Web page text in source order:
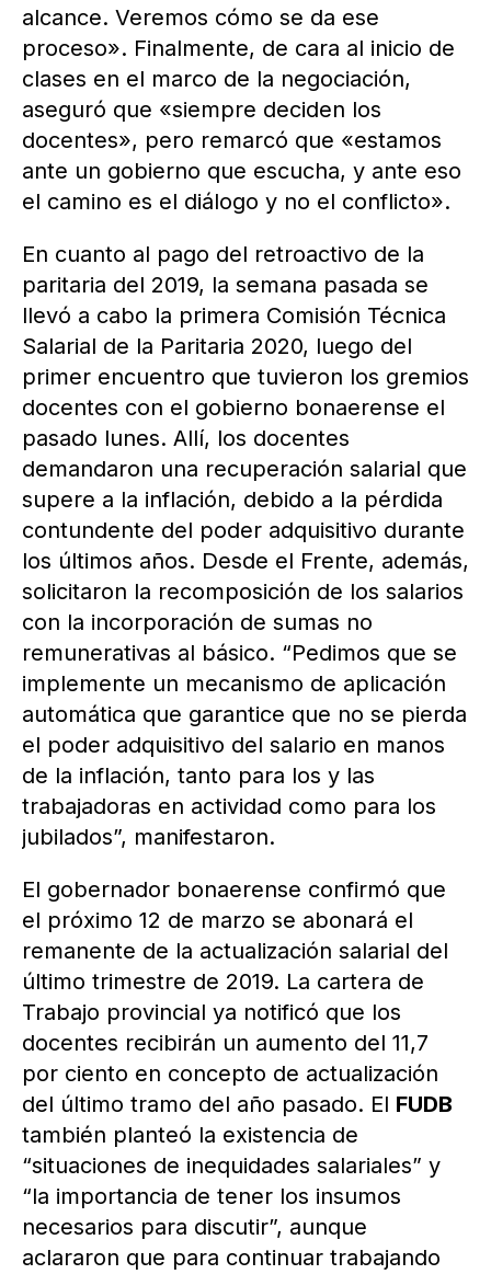
alcance. Veremos cómo se da ese
proceso». Finalmente, de cara al inicio de
clases en el marco de la negociación,
aseguró que «siempre deciden los
docentes», pero remarcó que «estamos
ante un gobierno que escucha, y ante eso
el camino es el diálogo y no el conflicto».
En cuanto al pago del retroactivo de la
paritaria del 2019, la semana pasada se
llevó a cabo la primera Comisión Técnica
Salarial de la Paritaria 2020, luego del
primer encuentro que tuvieron los gremios
docentes con el gobierno bonaerense el
pasado lunes. Allí, los docentes
demandaron una recuperación salarial que
supere a la inflación, debido a la pérdida
contundente del poder adquisitivo durante
los últimos años. Desde el Frente, además,
solicitaron la recomposición de los salarios
con la incorporación de sumas no
remunerativas al básico. “Pedimos que se
implemente un mecanismo de aplicación
automática que garantice que no se pierda
el poder adquisitivo del salario en manos
de la inflación, tanto para los y las
trabajadoras en actividad como para los
jubilados”, manifestaron.
El gobernador bonaerense confirmó que
el próximo 12 de marzo se abonará el
remanente de la actualización salarial del
último trimestre de 2019. La cartera de
Trabajo provincial ya notificó que los
docentes recibirán un aumento del 11,7
por ciento en concepto de actualización
del último tramo del año pasado. El FUDB
también planteó la existencia de
“situaciones de inequidades salariales” y
“la importancia de tener los insumos
necesarios para discutir”, aunque
aclararon que para continuar trabajando